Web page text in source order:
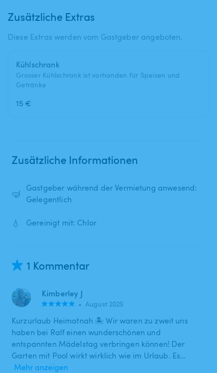
Zusätzliche Extras
Diese Extras werden vom Gastgeber angeboten.
Kühlschrank
Grosser Kühlschrank ist vorhanden für Speisen und
Getränke
15 €
Zusätzliche Informationen
🤿
Gastgeber während der Vermietung anwesend:
Gelegentlich
💧 Gereinigt mit: Chlor
1 Kommentar
Kimberley J
• August 2025
Kurzurlaub Heimatnah 🏝 Wir waren zu zweit uns
haben bei Ralf einen wunderschönen und
entspannten Mädelstag verbringen können! Der
Garten mit Pool wirkt wirklich wie im Urlaub. Es…
Mehr anzeigen